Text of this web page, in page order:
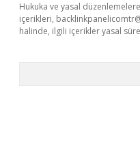
Hukuka ve yasal
içerikleri,
halinde, ilgili içerikler yasal